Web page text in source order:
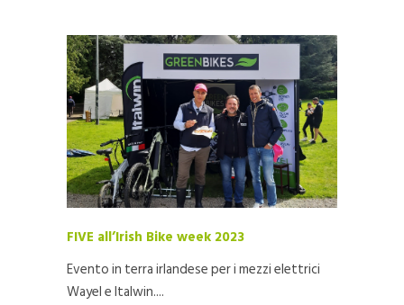
FIVE all’Irish Bike week 2023
Evento in terra irlandese per i mezzi elettrici
Wayel e Italwin....